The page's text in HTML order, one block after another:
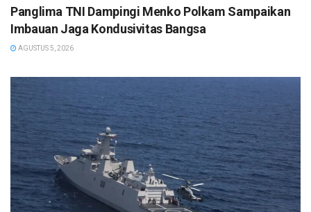
Panglima TNI Dampingi Menko Polkam Sampaikan
Imbauan Jaga Kondusivitas Bangsa
AGUSTUS 5, 2026